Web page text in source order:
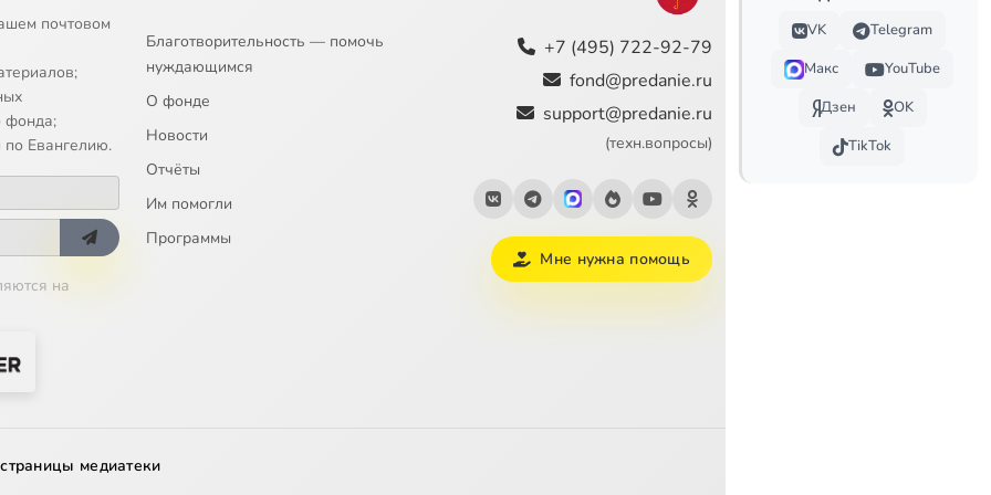
в простоте 1:34
заповеди 1:14
новые мехи 0:59
Бога
2:43
ни горяч
обрести
почтовом
фонда;
Евангелию.
на
Благотворительность — помочь
нуждающимся
О фонде
Новости
Отчёты
Им помогли
Программы
+7 (495) 722-92-79
fond@predanie.ru
support@predanie.ru
(техн.вопросы)
Мне нужна помощь
медиатеки
VK
Telegram
Макс
YouTube
Дзен
OK
TikTok